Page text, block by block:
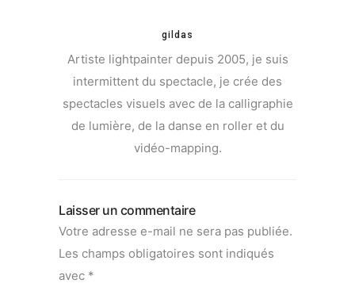
gildas
Artiste lightpainter depuis 2005, je suis
intermittent du spectacle, je crée des
spectacles visuels avec de la calligraphie
de lumière, de la danse en roller et du
vidéo-mapping.
Laisser un commentaire
Votre adresse e-mail ne sera pas publiée.
Les champs obligatoires sont indiqués
avec *